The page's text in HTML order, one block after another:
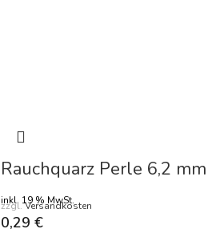
Rauchquarz Perle 6,2 mm
inkl. 19 % MwSt.
zzgl.Versandkosten
0,29 €